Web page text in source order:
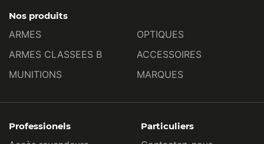
Nos produits
ARMES
ARMES CLASSEES B
MUNITIONS
OPTIQUES
ACCESSOIRES
MARQUES
Professionels Particuliers